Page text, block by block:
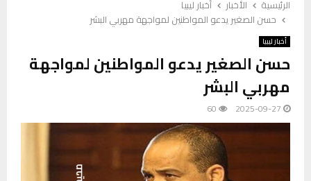
الرئيسية الأخبار
أخبار ليبيا
حسن الصغير يدعو المواطنين لمواجهة مهربي البشر
أخبار ليبيا
حسن الصغير يدعو المواطنين لمواجهة
مهربي البشر
2025-09-27
60